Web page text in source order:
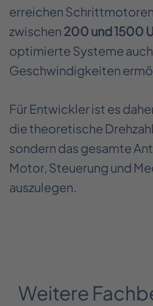
erreichen
zwischen 200 und 1500
optimierte Systeme
Geschwindigkeiten
Für Entwickler ist es
die theoretische
sondern das gesamte
Motor, Steuerung und
auszulegen.
Weitere